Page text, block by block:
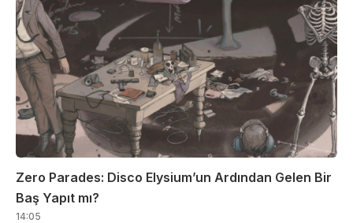
Zero Parades: Disco Elysium’un Ardından Gelen Bir
Baş Yapıt mı?
14:05